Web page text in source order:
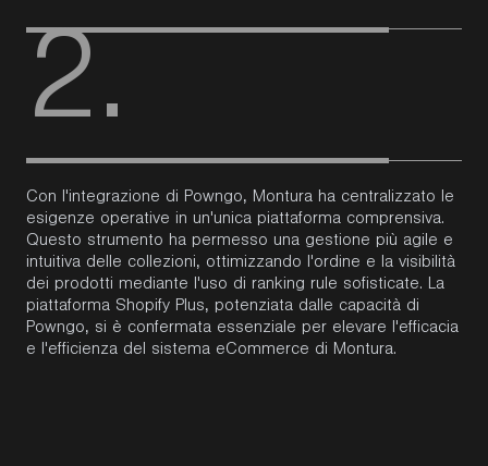
2.
Con l'integrazione di Powngo, Montura ha centralizzato le
esigenze operative in un'unica piattaforma comprensiva.
Questo strumento ha permesso una gestione più agile e
intuitiva delle collezioni, ottimizzando l'ordine e la visibilità
dei prodotti mediante l'uso di ranking rule sofisticate. La
piattaforma Shopify Plus, potenziata dalle capacità di
Powngo, si è confermata essenziale per elevare l'efficacia
e l'efficienza del sistema eCommerce di Montura.